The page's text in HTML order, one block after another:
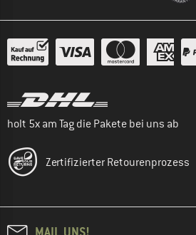
holt 5x am Tag die Pakete bei uns ab
Zertifizierter Retourenprozess